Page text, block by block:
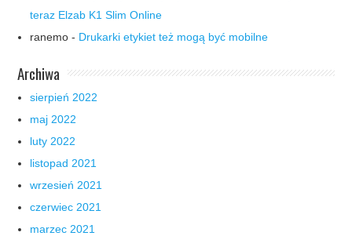
teraz Elzab K1 Slim Online
ranemo - Drukarki etykiet też mogą być mobilne
Archiwa
sierpień 2022
maj 2022
luty 2022
listopad 2021
wrzesień 2021
czerwiec 2021
marzec 2021